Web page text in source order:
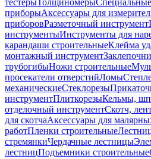
тестерыТолщиномеры
приборыАксессуары для
приборовРазметочный инструмент
инструментыИнструменты для
карандаши строительныеКлейма
монтажный инструмент
трубогибыНожи строительные
просекатели отверстийЛомы
механическиеСтеклорезы
инструментПлиткорезыКельмы,
отделочный инструментСкотч,
для скотчаАксессуары для
работПленки строительные
стремянкиЧердачные лестницы
лестницПодъемники строительные